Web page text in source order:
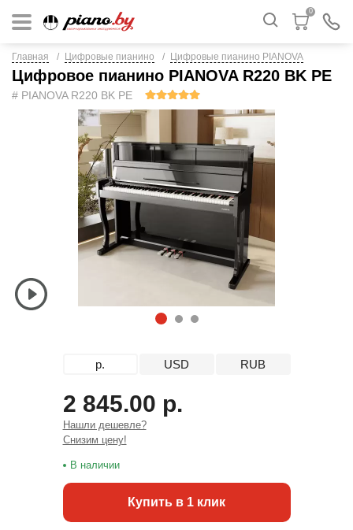
0
Главная Цифровые пианино Цифровые пианино PIANOVA
Цифровое пианино PIANOVA R220 BK PE
# PIANOVA R220 BK PE
1 2 3
р. USD RUB
2 845.00 р.
Нашли дешевле?
Снизим цену!
В наличии
Купить в 1 клик